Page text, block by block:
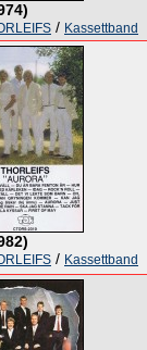
/ Kassettband
/ Kassettband